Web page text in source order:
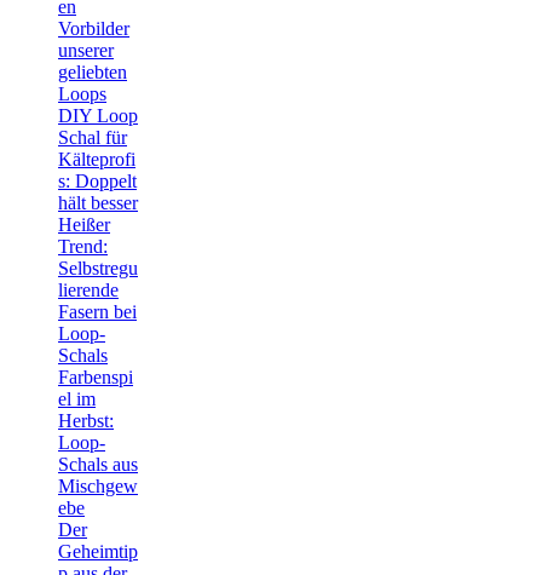
en
Vorbilder
unserer
geliebten
Loops
DIY Loop
Schal für
Kälteprofi
s: Doppelt
hält besser
Heißer
Trend:
Selbstregu
lierende
Fasern bei
Loop-
Schals
Farbenspi
el im
Herbst:
Loop-
Schals aus
Mischgew
ebe
Der
Geheimtip